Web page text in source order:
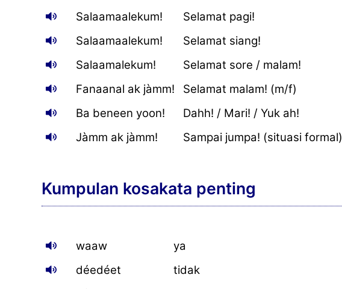
Salaamaalekum!
Selamat pagi!
Salaamaalekum!
Selamat siang!
Salaamalekum!
Selamat sore / malam!
Fanaanal ak jàmm!
Selamat malam! (m/f)
Ba beneen yoon!
Dahh! / Mari! / Yuk ah!
Jàmm ak jàmm!
Sampai jumpa! (situasi formal)
Kumpulan kosakata penting
waaw
ya
déedéet
tidak